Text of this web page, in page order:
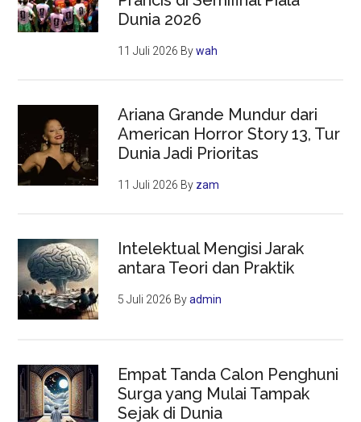
Dunia 2026
11 Juli 2026 Bywah
Ariana Grande Mundur dari
American Horror Story 13, Tur
Dunia Jadi Prioritas
11 Juli 2026 By zam
Intelektual Mengisi Jarak
antara Teori dan Praktik
5 Juli 2026 Byadmin
Empat Tanda Calon Penghuni
Surga yang Mulai Tampak
Sejak di Dunia